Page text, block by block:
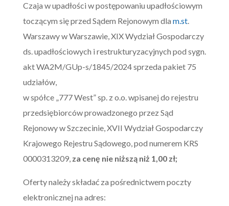
Czaja w upadłości w postępowaniu upadłościowym
toczącym się przed Sądem Rejonowym dla m.st.
Warszawy w Warszawie, XIX Wydział Gospodarczy
ds. upadłościowych i restrukturyzacyjnych pod sygn.
akt WA2M/GUp-s/1845/2024 sprzeda pakiet 75
udziałów,
w spółce „777 West” sp. z o.o. wpisanej do rejestru
przedsiębiorców prowadzonego przez Sąd
Rejonowy w Szczecinie, XVII Wydział Gospodarczy
Krajowego Rejestru Sądowego, pod numerem KRS
0000313209, za cenę nie niższą niż 1,00 zł;
Oferty należy składać za pośrednictwem poczty
elektronicznej na adres: